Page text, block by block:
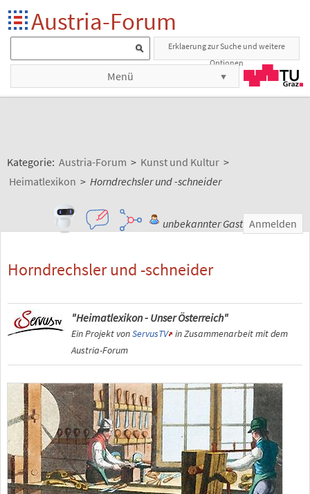
Austria-Forum
Erklaerung zur Suche und weitere
Optionen
Menü
Kategorie: Austria-Forum > Kunst und Kultur >
Heimatlexikon > Horndrechsler und -schneider
unbekannter Gast Anmelden
Horndrechsler und -schneider
"Heimatlexikon - Unser Österreich"
Ein Projekt vonServusTV in Zusammenarbeit mit dem
Austria-Forum